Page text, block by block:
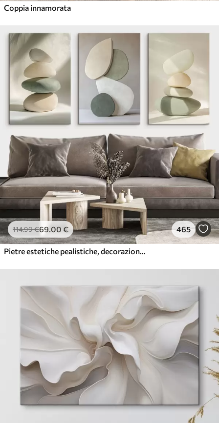
Coppia innamorata
114.99€69.00 € 465
Pietre estetiche pealistiche, decorazione della casa, illuminazione naturale